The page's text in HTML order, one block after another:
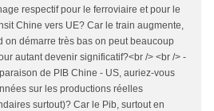
respectif pour le ferroviaire et pour le
Chine vers UE? Car le train augmente,
on démarre très bas on peut beaucoup
autant devenir significatif?<br /> <br /> -
de PIB Chine - US, auriez-vous
sur les productions réelles
surtout)? Car le Pib, surtout en